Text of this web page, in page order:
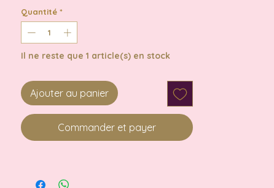
plusieurs pierres de quartz rose. Le
quartz rose, symbole de l'amour, de
la compassion et de la paix
intérieure, offre de nombreux
trouver l'harmonie relationnelle, la
confiance en soi, la guérison
émotionnelle et un sommeil
réparateur.
conçu pour vous séduire. Les
Quantité *
Il ne reste que 1 article(s) en stock
Ajouter au panier
Commander et payer